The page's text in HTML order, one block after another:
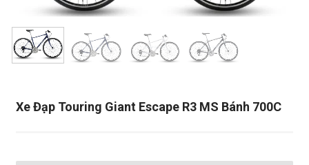
Xe Đạp Touring Giant Escape R3 MS Bánh 700C